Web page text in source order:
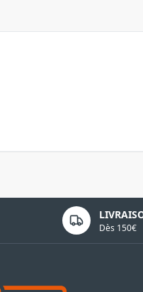
Dès 150€